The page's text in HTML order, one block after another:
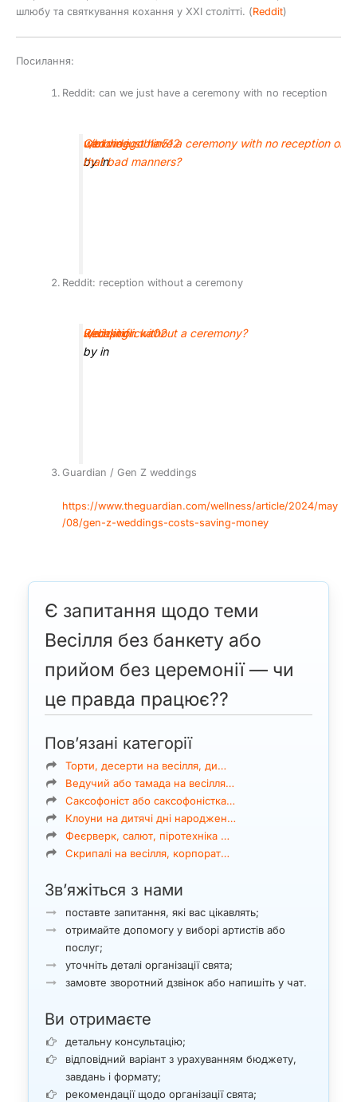
шлюбу та святкування кохання у XXI столітті. (Reddit)
Посилання:
Reddit: can we just have a ceremony with no reception
Can we just have a ceremony with no reception or is
that bad manners?
by
u/blondegoblin512
in
wedding
Reddit: reception without a ceremony
Reception without a ceremony?
by
u/dinkinflicka02
in
wedding
Guardian / Gen Z weddings
https://www.theguardian.com/wellness/article/2024/may
/08/gen-z-weddings-costs-saving-money
Є запитання щодо теми
Весілля без банкету або
прийом без церемонії — чи
це правда працює??
Пов’язані категорії
Торти, десерти на весілля, ди…
Ведучий або тамада на весілля…
Саксофоніст або саксофоністка…
Клоуни на дитячі дні народжен…
Феєрверк, салют, піротехніка …
Скрипалі на весілля, корпорат…
Зв’яжіться з нами
поставте запитання, які вас цікавлять;
отримайте допомогу у виборі артистів або
послуг;
уточніть деталі організації свята;
замовте зворотний дзвінок або напишіть у чат.
Ви отримаєте
детальну консультацію;
відповідний варіант з урахуванням бюджету,
завдань і формату;
рекомендації щодо організації свята;